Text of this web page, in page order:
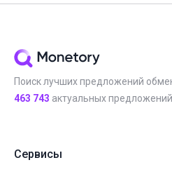
Поиск лучших предложений
463 743 актуальных
Сервисы